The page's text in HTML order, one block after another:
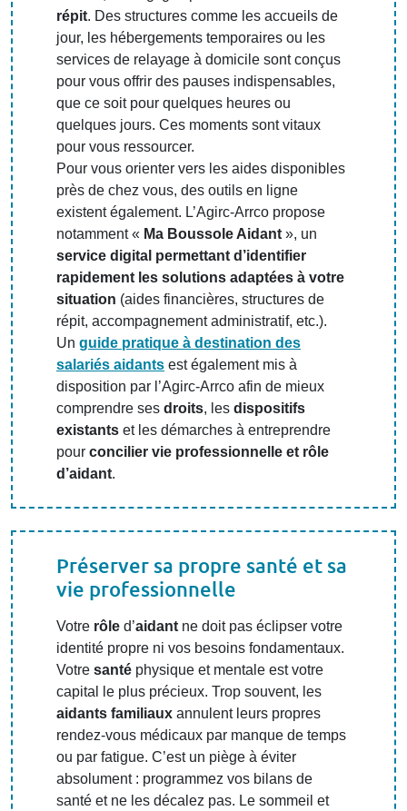
répit. Des structures comme les accueils de
jour, les hébergements temporaires ou les
services de relayage à domicile sont conçus
pour vous offrir des pauses indispensables,
que ce soit pour quelques heures ou
quelques jours. Ces moments sont vitaux
pour vous ressourcer.
Pour vous orienter vers les aides disponibles
près de chez vous, des outils en ligne
existent également. L’Agirc-Arrco propose
notamment « Ma Boussole Aidant », un
service digital permettant d’identifier
rapidement les solutions adaptées à votre
situation (aides financières, structures de
répit, accompagnement administratif, etc.).
Un guide pratique à destination des
salariés aidants est également mis à
disposition par l’Agirc-Arrco afin de mieux
comprendre ses droits, les dispositifs
existants et les démarches à entreprendre
pour concilier vie professionnelle et rôle
d’aidant.
Préserver sa propre santé et sa
vie professionnelle
Votre rôle d’aidant ne doit pas éclipser votre
identité propre ni vos besoins fondamentaux.
Votre santé physique et mentale est votre
capital le plus précieux. Trop souvent, les
aidants familiaux annulent leurs propres
rendez-vous médicaux par manque de temps
ou par fatigue. C’est un piège à éviter
absolument : programmez vos bilans de
santé et ne les décalez pas. Le sommeil et